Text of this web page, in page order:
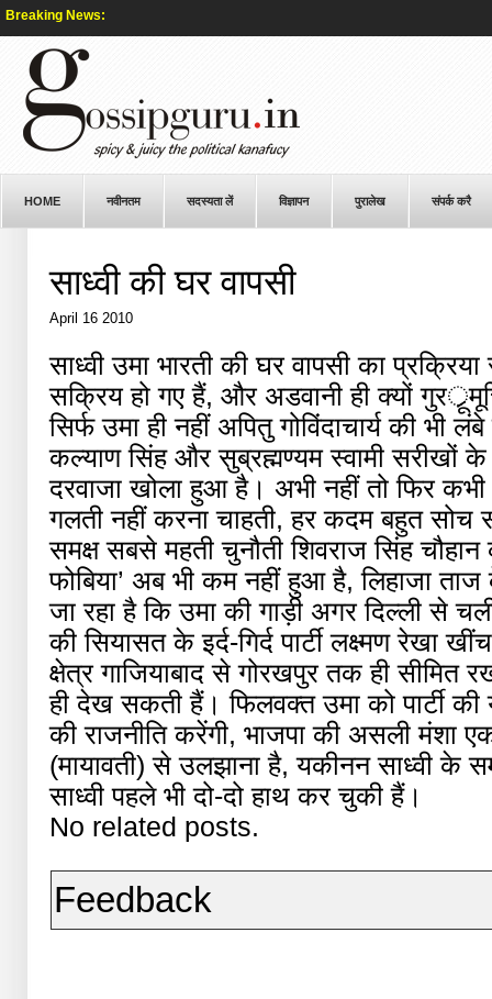
Breaking News:
HOME नवीनतम सदस्यता लें विज्ञापन पुरालेख संपर्क करै
साध्वी की घर वापसी
April 16 2010
साध्वी उमा भारती की घर वापसी का
सक्रिय हो गए हैं, और अडवानी ही क्यों
सिर्फ उमा ही नहीं अपितु गोविंदाचार्य की
कल्याण सिंह और सुब्रह्मण्यम स्वामी सरीखों के
दरवाजा खोला हुआ है। अभी नहीं तो फिर
गलती नहीं करना चाहती, हर कदम बहुत
समक्ष सबसे महती चुनौती शिवराज सिंह
फोबिया’ अब भी कम नहीं हुआ है, लिहाजा
जा रहा है कि उमा की गाड़ी अगर दिल्ली से
की सियासत के इर्द-गिर्द पार्टी लक्ष्मण रेखा
क्षेत्र गाजियाबाद से गोरखपुर तक ही
ही देख सकती हैं। फिलवक्त उमा को पार्टी
की राजनीति करेंगी, भाजपा की असली मंशा
(मायावती) से उलझाना है, यकीनन साध्वी के
साध्वी पहले भी दो-दो हाथ कर चुकी हैं।
No related posts.
Feedback